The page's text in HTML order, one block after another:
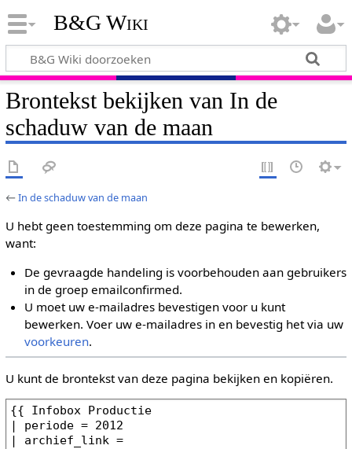
B&G Wiki
Brontekst bekijken van In de
schaduw van de maan
←In de schaduw van de maan
U hebt geen toestemming om deze pagina te bewerken,
want:
De gevraagde handeling is voorbehouden aan gebruikers
in de groep emailconfirmed.
U moet uw e-mailadres bevestigen voor u kunt
bewerken. Voer uw e-mailadres in en bevestig het via uw
voorkeuren.
U kunt de brontekst van deze pagina bekijken en kopiëren.